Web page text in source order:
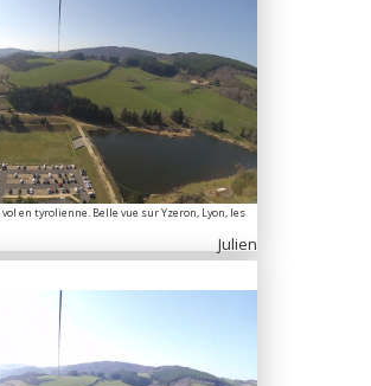
en tyrolienne. Belle vue sur Yzeron, Lyon, les
Julien